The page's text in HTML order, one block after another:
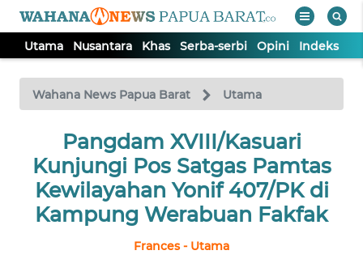
Utama Nusantara Khas Serba-serbi Opini Indeks
Wahana News Papua Barat Utama
Pangdam XVIII/Kasuari
Kunjungi Pos Satgas Pamtas
Kewilayahan Yonif 407/PK di
Kampung Werabuan Fakfak
Frances - Utama
TV
Tutup
NUSANTARA